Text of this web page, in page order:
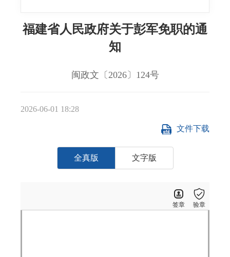
福建省人民政府关于彭军免职的通
知
闽政文〔2026〕124号
2026-06-01 18:28
全真版 文字版
文件下载